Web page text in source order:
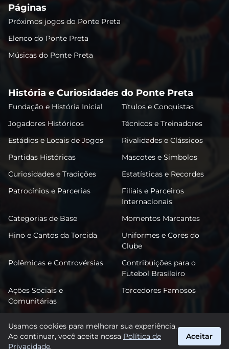
Páginas
Próximos jogos do Ponte Preta
Elenco do Ponte Preta
Músicas do Ponte Preta
História e Curiosidades do Ponte Preta
Fundação e História Inicial
Títulos e Conquistas
Jogadores Históricos
Técnicos e Treinadores
Estádios e Locais de Jogos
Rivalidades e Clássicos
Partidas Históricas
Mascotes e Símbolos
Curiosidades e Tradições
Estatísticas e Recordes
Patrocínios e Parcerias
Filiais e Parceiros
Internacionais
Categorias de Base
Momentos Marcantes
Hino e Cantos da Torcida
Uniformes e Cores do
Clube
Polêmicas e Controvérsias
Contribuições para o
Futebol Brasileiro
Ações Sociais e
Comunitárias
Torcedores Famosos
FutPonte
Usamos cookies para melhorar sua experiência.
Ao continuar, você aceita nossa Política de
Privacidade.
Aceitar